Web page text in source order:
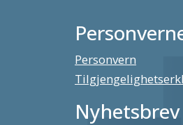
Personvern
Nyhetsbrev